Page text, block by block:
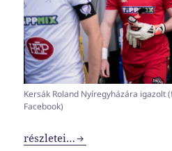
Kersák Roland Nyíregyházára igazolt
Facebook)
Transzferablak x08
részletei…